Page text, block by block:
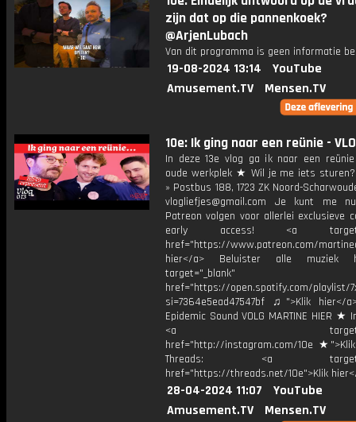
zijn dat op die pannenkoek?
@ArjenLubach
Van dit programma is geen informatie
19-08-2024 13:14
YouTube
Amusement.TV
Mensen.TV
10e: Ik ging naar een reünie -
In deze 13e vlog ga ik naar een
oude werkplek ★ Wil je me iets sturen?
» Postbus 188, 1723 ZK Noord-
vlogliefjes@gmail.com Je kunt me
Patreon volgen voor allerlei exclusieve
early access! <a
href="https://www.patreon.com/
hier</a> Beluister alle muziek
target="_blank"
href="https://open.spotify.com/playlist/
si=7364e5ead47547bf ♫">Klik hier</
Epidemic Sound VOLG MARTINE HIER ★
<a
href="http://instagram.com/10e
Threads: <a
href="https://threads.net/10e">Klik
28-04-2024 11:07
YouTube
Amusement.TV
Mensen.TV